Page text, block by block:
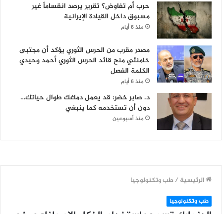
حرب أم تفاوض؟ تقرير يرصد انقساماً غير
مسبوق داخل القيادة الإيرانية
منذ 6 أيام
مصدر مقرب من الحرس الثوري يؤكد أن مجتبى
خامنئي منح قائد الحرس الثوري أحمد وحيدي
الكلمة الفصل
منذ 6 أيام
د. صابر خضر: قد يعمل دماغك طوال حياتك…
دون أن تستخدمه كما ينبغي
منذ أسبوعين